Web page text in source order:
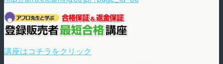
講座はコチラをクリック